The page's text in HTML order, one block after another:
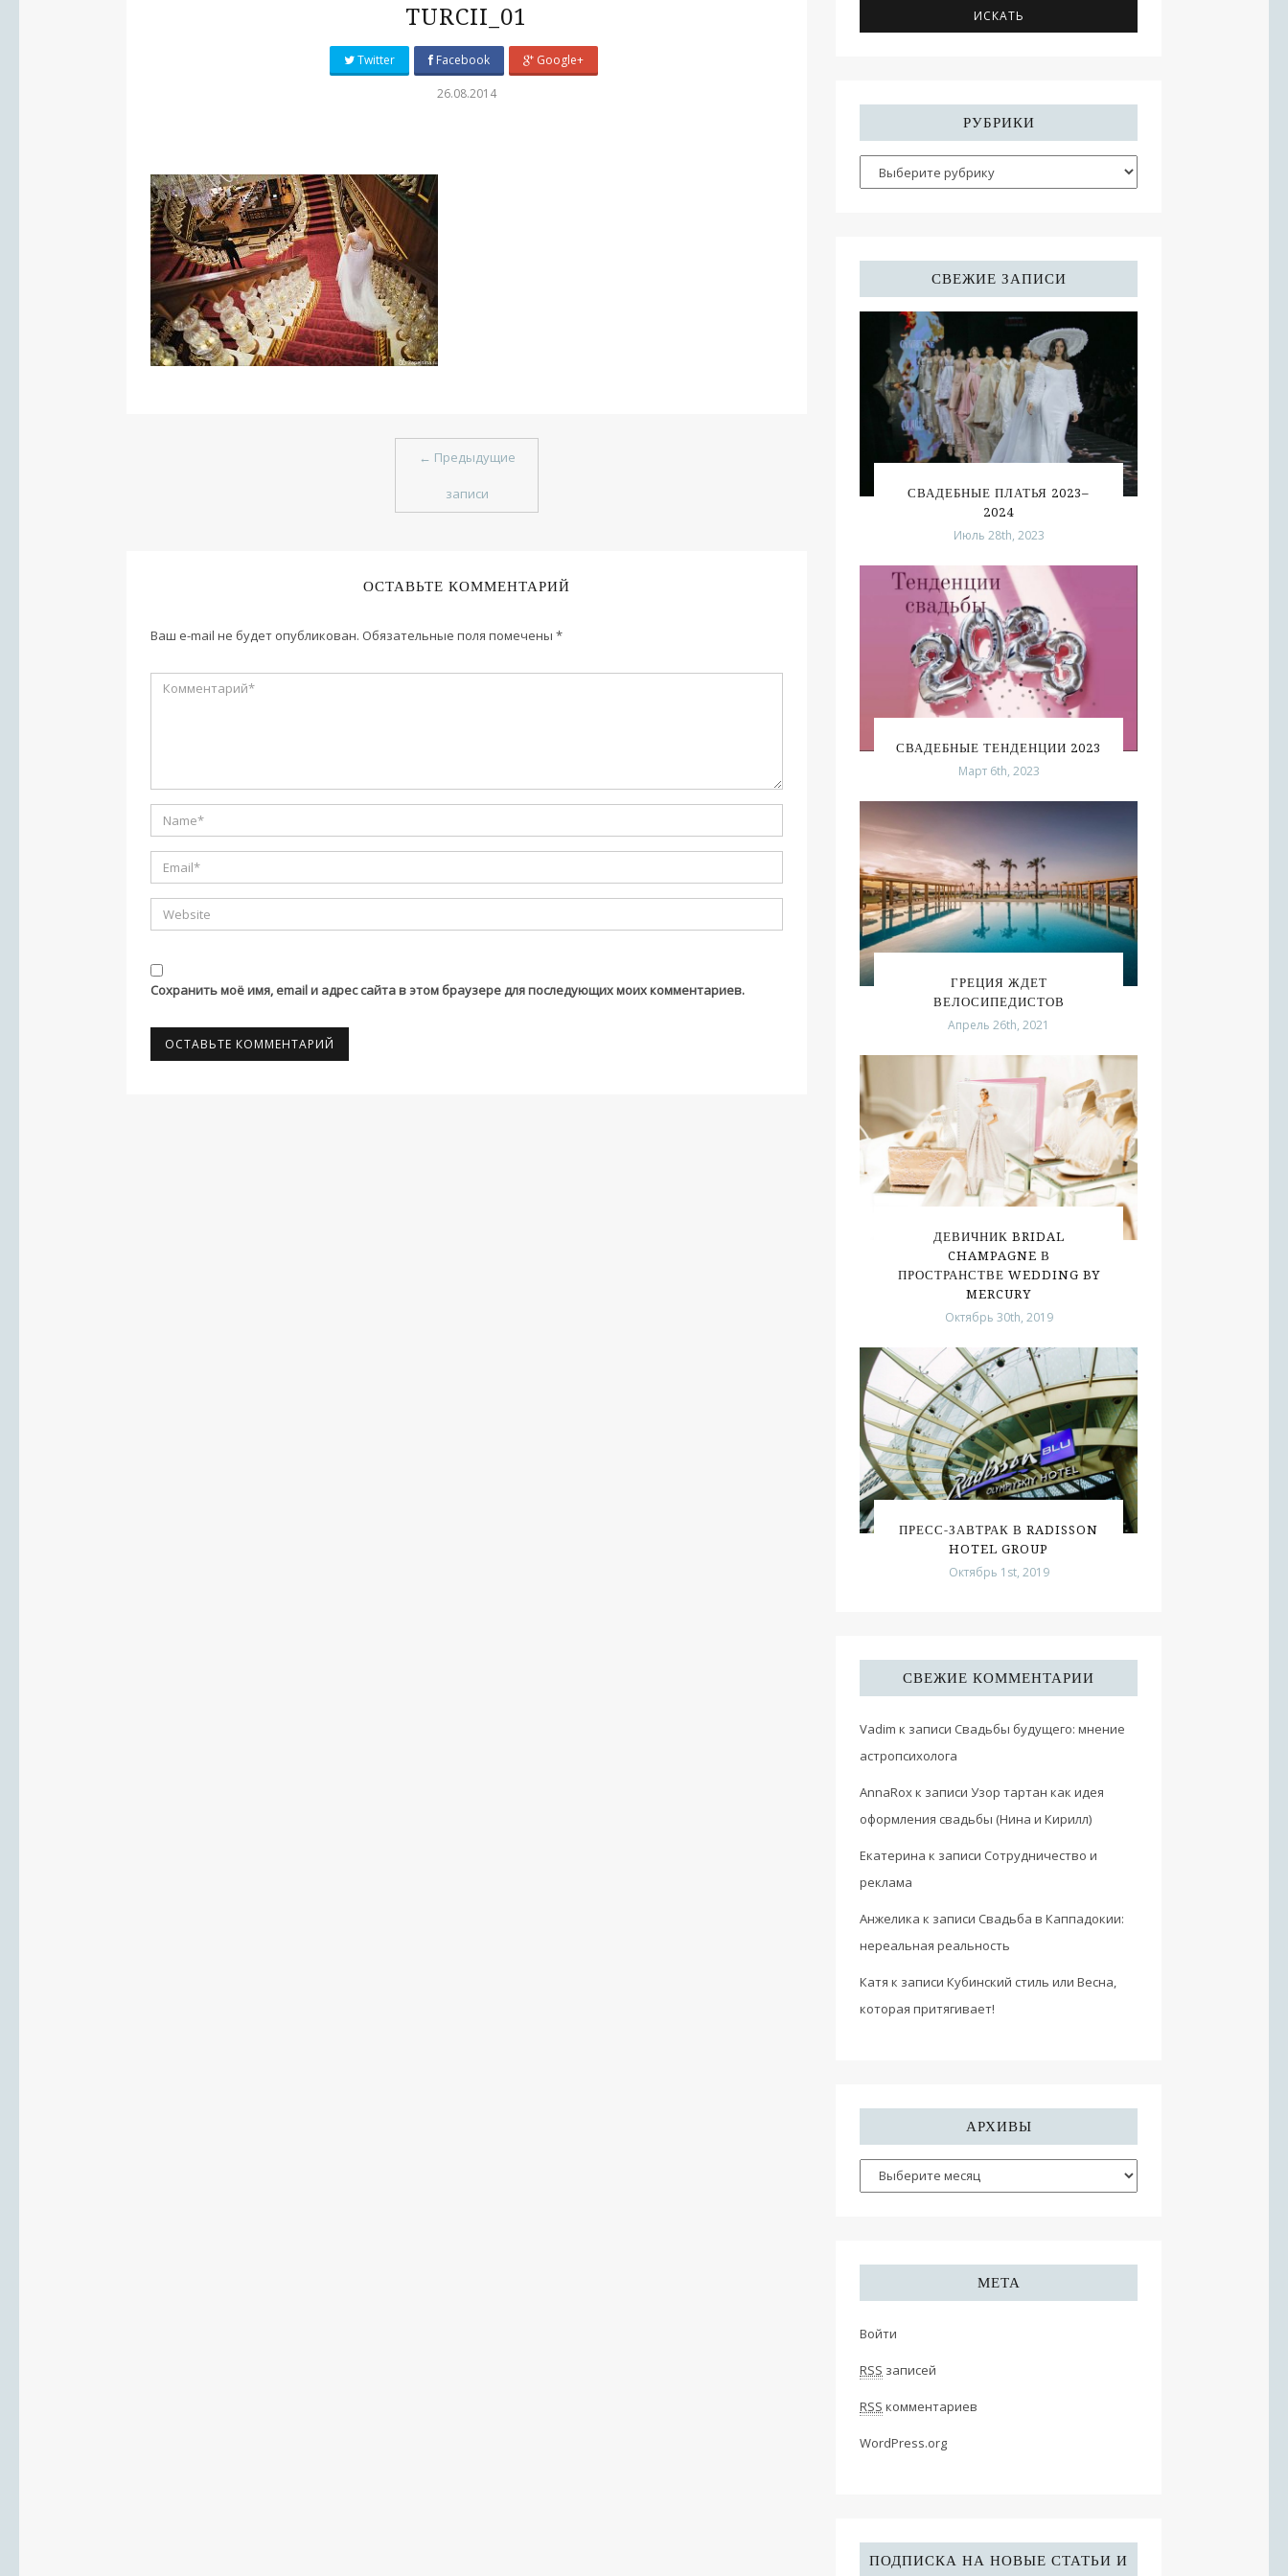
TURCII_01
Twitter Facebook Google+
26.08.2014
← Предыдущие
записи
ОСТАВЬТЕ КОММЕНТАРИЙ
Ваш e-mail не будет опубликован. Обязательные поля помечены *
Сохранить моё имя, email и адрес сайта в этом браузере для последующих моих комментариев.
РУБРИКИ
СВЕЖИЕ ЗАПИСИ
СВАДЕБНЫЕ ПЛАТЬЯ 2023–
2024
Июль 28th, 2023
СВАДЕБНЫЕ ТЕНДЕНЦИИ 2023
Март 6th, 2023
ГРЕЦИЯ ЖДЕТ
ВЕЛОСИПЕДИСТОВ
Апрель 26th, 2021
ДЕВИЧНИК BRIDAL
CHAMPAGNE В
ПРОСТРАНСТВЕ WEDDING BY
MERCURY
Октябрь 30th, 2019
ПРЕСС-ЗАВТРАК В RADISSON
HOTEL GROUP
Октябрь 1st, 2019
СВЕЖИЕ КОММЕНТАРИИ
Vadim к записи Свадьбы будущего: мнение
астропсихолога
AnnaRoxк записи Узор тартан как идея
оформления свадьбы (Нина и Кирилл)
Екатерина к записи Сотрудничество и
реклама
Анжелика к записи Свадьба в Каппадокии:
нереальная реальность
Катя к записи Кубинский стиль или Весна,
которая притягивает!
АРХИВЫ
МЕТА
Войти
RSS записей
RSS комментариев
WordPress.org
ПОДПИСКА НА НОВЫЕ СТАТЬИ И